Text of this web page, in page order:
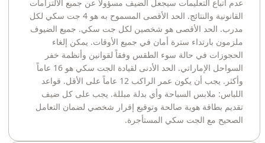
عدم اتباع التعليمات سيجعل الضيف مسؤولاً عن جميع الالتزامات
القانونية والنتائج. الحد الأقصى المسموح به هو 4 جت سكي لكل
مدرب. الحد الأقصى هو شخصين لكل جت سكي. جميع الضيوف
ملزمون بارتداء سترة أمان في جميع الأوقات. يمكن إلغاء
الحجوزات في حالة سوء الطقس وفقاً لقوانين وأنظمة خفر
السواحل الإماراتي. الحد الأدنى لقيادة الجت سكي هو 16 عاماً
وأكثر. يجب أن يكون عمر الراكب 12 عاماً على الأقل. قواعد
اللباس: ملابس السباحة وأي بدلة مبللة. يجب على كل ضيف
تقديم بطاقة هوية صالحة وتوقيع إقرار شخصي لضمان التعامل
الصحيح مع الجت سكي المستأجرة.